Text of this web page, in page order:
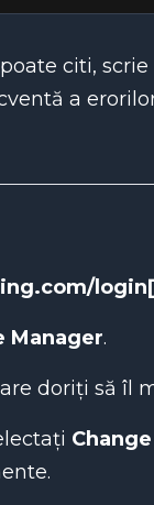
citi,
a
Manager.
doriți să îl